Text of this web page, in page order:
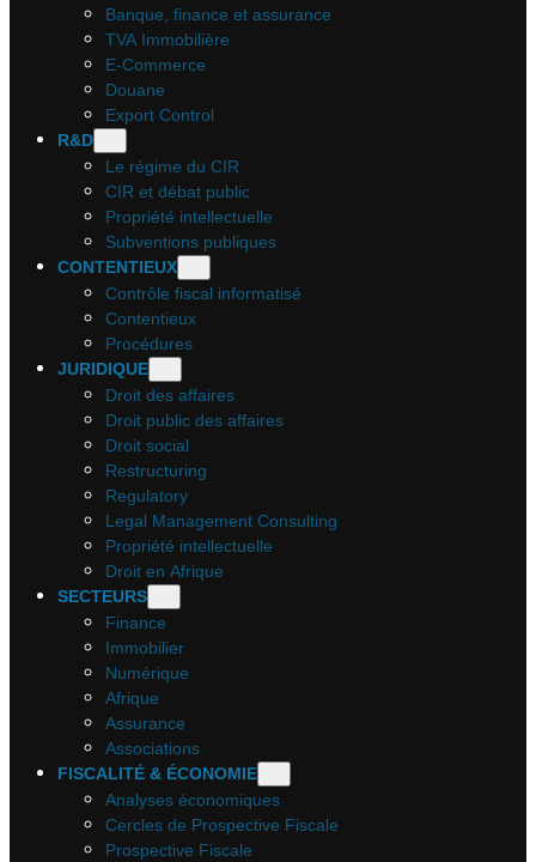
Banque, finance et assurance
TVA Immobilière
E-Commerce
Douane
Export Control
R&D
Le régime du CIR
CIR et débat public
Propriété intellectuelle
Subventions publiques
CONTENTIEUX
Contrôle fiscal informatisé
Contentieux
Procédures
JURIDIQUE
Droit des affaires
Droit public des affaires
Droit social
Restructuring
Regulatory
Legal Management Consulting
Propriété intellectuelle
Droit en Afrique
SECTEURS
Finance
Immobilier
Numérique
Afrique
Assurance
Associations
FISCALITÉ & ÉCONOMIE
Analyses économiques
Cercles de Prospective Fiscale
Prospective Fiscale